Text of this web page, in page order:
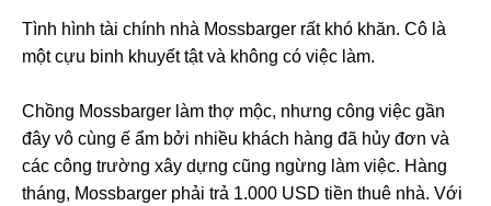
Tình hình tài chính nhà Mossbarger rất khó khăn. Cô là
một cựu binh khuyết tật và không có việc làm.
Chồng Mossbarger làm thợ mộc, nhưng công việc gần
đây vô cùng ế ẩm bởi nhiều khách hàng đã hủy đơn và
các công trường xây dựng cũng ngừng làm việc. Hàng
tháng, Mossbarger phải trả 1.000 USD tiền thuê nhà. Với